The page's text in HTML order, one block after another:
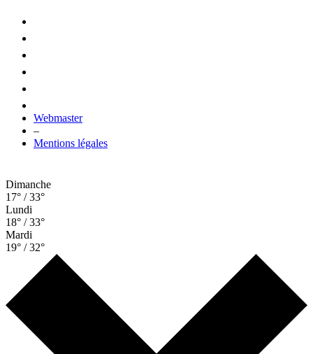
Webmaster
–
Mentions légales
Dimanche
17° / 33°
Lundi
18° / 33°
Mardi
19° / 32°